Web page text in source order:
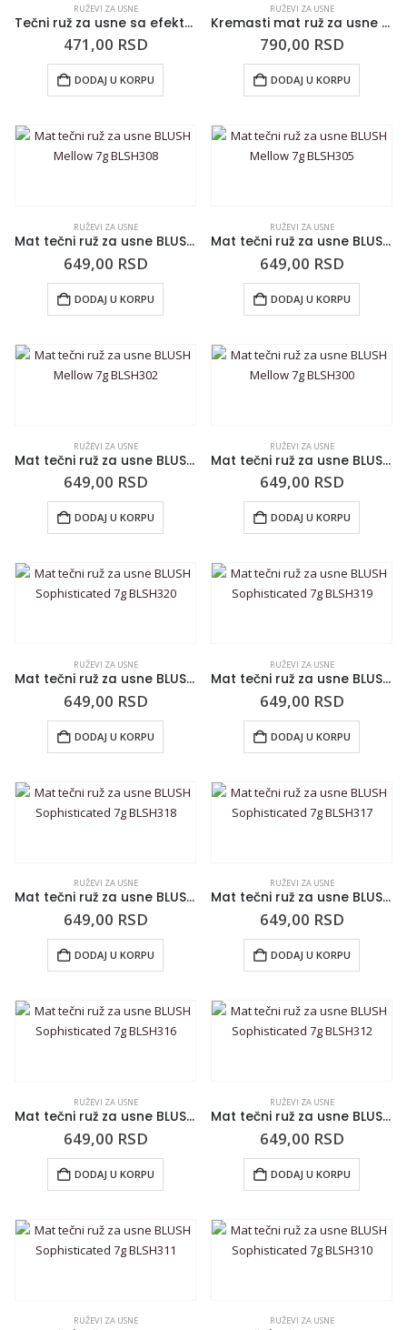
RUŽEVI ZA USNE
Tečni ruž za usne sa efektom visokog sjaja NYX Professional Makeup Slip Tease STLL 3ml Strawberry Whip STLL06
471,00 RSD
DODAJ U KORPU
RUŽEVI ZA USNE
Kremasti mat ruž za usne REVOLUTION PRO Blushed New Neutral Tease 3.6g
790,00 RSD
DODAJ U KORPU
RUŽEVI ZA USNE
Mat tečni ruž za usne BLUSH Mellow 7g BLSH308
649,00 RSD
DODAJ U KORPU
RUŽEVI ZA USNE
Mat tečni ruž za usne BLUSH Mellow 7g BLSH305
649,00 RSD
DODAJ U KORPU
RUŽEVI ZA USNE
Mat tečni ruž za usne BLUSH Mellow 7g BLSH302
649,00 RSD
DODAJ U KORPU
RUŽEVI ZA USNE
Mat tečni ruž za usne BLUSH Mellow 7g BLSH300
649,00 RSD
DODAJ U KORPU
RUŽEVI ZA USNE
Mat tečni ruž za usne BLUSH Sophisticated 7g BLSH320
649,00 RSD
DODAJ U KORPU
RUŽEVI ZA USNE
Mat tečni ruž za usne BLUSH Sophisticated 7g BLSH319
649,00 RSD
DODAJ U KORPU
RUŽEVI ZA USNE
Mat tečni ruž za usne BLUSH Sophisticated 7g BLSH318
649,00 RSD
DODAJ U KORPU
RUŽEVI ZA USNE
Mat tečni ruž za usne BLUSH Sophisticated 7g BLSH317
649,00 RSD
DODAJ U KORPU
RUŽEVI ZA USNE
Mat tečni ruž za usne BLUSH Sophisticated 7g BLSH316
649,00 RSD
DODAJ U KORPU
RUŽEVI ZA USNE
Mat tečni ruž za usne BLUSH Sophisticated 7g BLSH312
649,00 RSD
DODAJ U KORPU
RUŽEVI ZA USNE RUŽEVI ZA USNE